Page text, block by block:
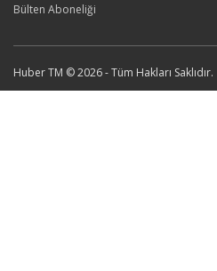
Bülten Aboneliği
Huber TM © 2026 - Tüm Hakları Saklıdır.